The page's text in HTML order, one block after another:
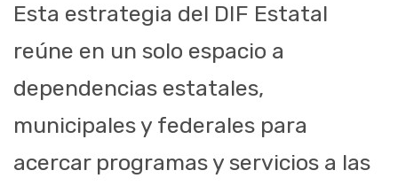
Esta estrategia del DIF Estatal
reúne en un solo espacio a
dependencias estatales,
municipales y federales para
acercar programas y servicios a las